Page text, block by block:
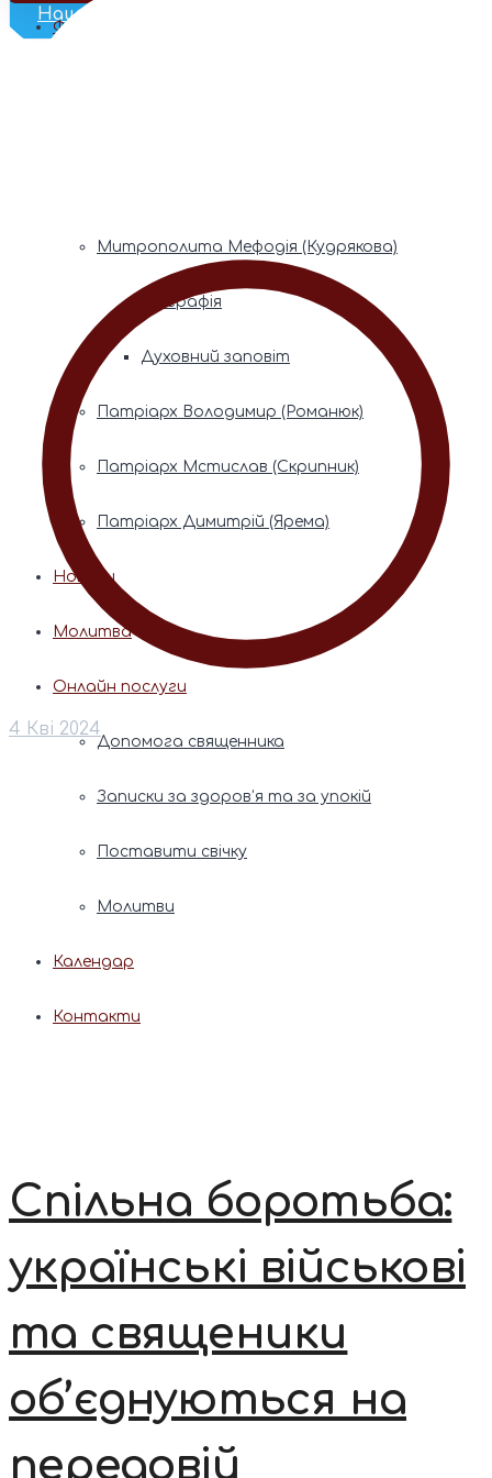
Наш Телеграм
Фонди пам’яті
Митрополита Мефодія (Кудрякова)
Біографія
Духовний заповіт
Патріарх Володимир (Романюк)
Патріарх Мстислав (Скрипник)
Патріарх Димитрій (Ярема)
Новини
Молитва
Онлайн послуги
Допомога священника
Записки за здоров’я та за упокій
Поставити свічку
Молитви
Календар
Контакти
4 Кві 2024
Спільна боротьба:
українські військові
та священики
об’єднуються на
передовій